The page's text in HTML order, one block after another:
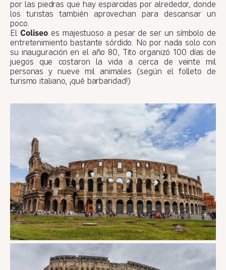
por las piedras que hay esparcidas por alrededor, donde
los turistas también aprovechan para descansar un
poco.
El Coliseo es majestuoso a pesar de ser un símbolo de
entretenimiento bastante sórdido. No por nada solo con
su inauguración en el año 80, Tito organizó 100 días de
juegos que costaron la vida a cerca de veinte mil
personas y nueve mil animales (según el folleto de
turismo italiano, ¡qué barbaridad!)